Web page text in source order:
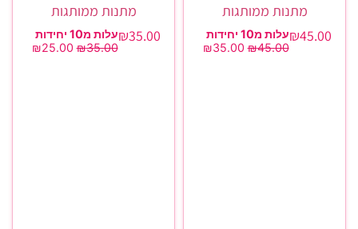
מתנות ממותגות
₪45.00
עלות מ10 יחידות
₪45.00
₪35.00
מתנות ממותגות
₪35.00
עלות מ10 יחידות
₪35.00
₪25.00